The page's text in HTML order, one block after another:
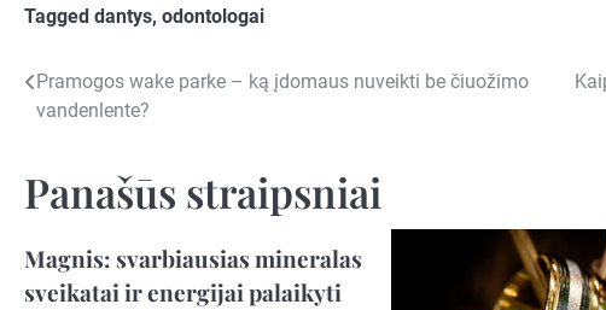
Tagged dantys, odontologai
Navigacija
įrašų
Pramogos wake parke – ką įdomaus nuveikti be čiuožimo
vandenlente?
Panašūs straipsniai
Magnis: svarbiausias mineralas
sveikatai ir energijai palaikyti